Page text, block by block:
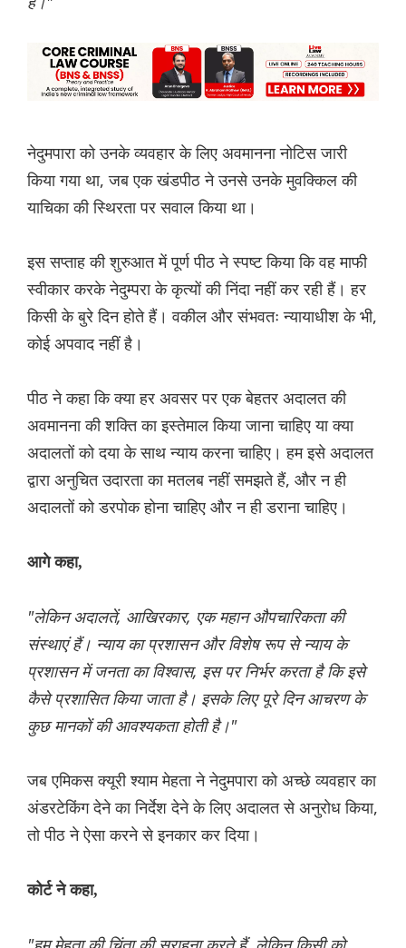
नेदुमपारा को उनके व्यवहार के लिए अवमानना नोटिस जारी
किया गया था, जब एक खंडपीठ ने उनसे उनके मुवक्किल की
याचिका की स्थिरता पर सवाल किया था।
इस सप्ताह की शुरुआत में पूर्ण पीठ ने स्पष्ट किया कि वह माफी
स्वीकार करके नेदुम्परा के कृत्यों की निंदा नहीं कर रही हैं। हर
किसी के बुरे दिन होते हैं। वकील और संभवतः न्यायाधीश के भी,
कोई अपवाद नहीं है।
पीठ ने कहा कि क्या हर अवसर पर एक बेहतर अदालत की
अवमानना की शक्ति का इस्तेमाल किया जाना चाहिए या क्या
अदालतों को दया के साथ न्याय करना चाहिए। हम इसे अदालत
द्वारा अनुचित उदारता का मतलब नहीं समझते हैं, और न ही
अदालतों को डरपोक होना चाहिए और न ही डराना चाहिए।
आगे कहा,
"लेकिन अदालतें, आखिरकार, एक महान औपचारिकता की
संस्थाएं हैं। न्याय का प्रशासन और विशेष रूप से न्याय के
प्रशासन में जनता का विश्वास, इस पर निर्भर करता है कि इसे
कैसे प्रशासित किया जाता है। इसके लिए पूरे दिन आचरण के
कुछ मानकों की आवश्यकता होती है।"
जब एमिकस क्यूरी श्याम मेहता ने नेदुमपारा को अच्छे व्यवहार का
अंडरटेकिंग देने का निर्देश देने के लिए अदालत से अनुरोध किया,
तो पीठ ने ऐसा करने से इनकार कर दिया।
कोर्ट ने कहा,